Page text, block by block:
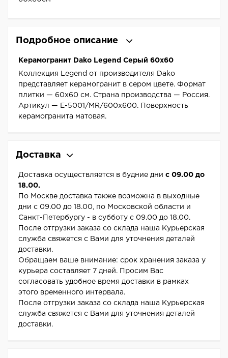
Подробное описание
Керамогранит Dako Legend Серый 60x60
Коллекция Legend от производителя Dako
представляет керамогранит в сером цвете. Формат
плитки — 60x60 см. Страна производства — Россия.
Артикул — E-5001/MR/600x600. Поверхность
керамогранита матовая.
Доставка
Доставка осуществляется в будние дни с 09.00 до
18.00.
По Москве доставка также возможна в выходные
дни с 09.00 до 18.00, по Московской области и
Санкт-Петербургу - в субботу с 09.00 до 18.00.
После отгрузки заказа со склада наша Курьерская
служба свяжется с Вами для уточнения деталей
доставки.
Обращаем ваше внимание: срок хранения заказа у
курьера составляет 7 дней. Просим Вас
согласовать удобное время доставки в рамках
этого временного интервала.
После отгрузки заказа со склада наша Курьерская
служба свяжется с Вами для уточнения деталей
доставки.